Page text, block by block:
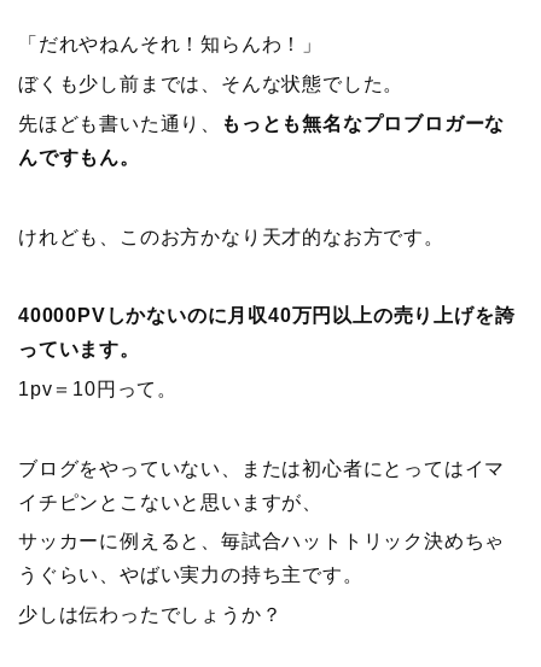
「だれやねんそれ！知らんわ！」
ぼくも少し前までは、そんな状態でした。
先ほども書いた通り、
もっとも無名なプロブロガーな
んですもん。
けれども、このお方かなり天才的なお方です。
40000PVしかないのに月収40万円以上の売り上げを誇
っています。
1pv＝10円って。
ブログをやっていない、または初心者にとってはイマ
イチピンとこないと思いますが、
サッカーに例えると、毎試合ハットトリック決めちゃ
うぐらい、やばい実力の持ち主です。
少しは伝わったでしょうか？